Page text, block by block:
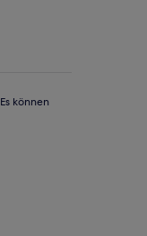
können